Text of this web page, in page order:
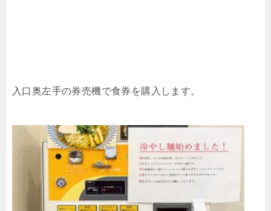
入口奥左手の券売機で食券を購入します。